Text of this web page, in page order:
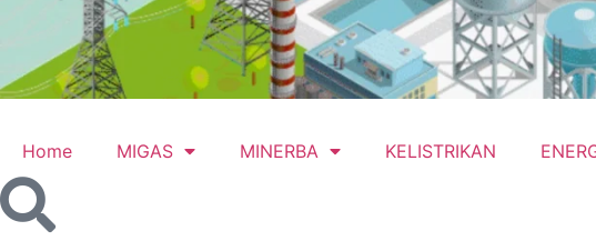
Home MIGAS MINERBA KELISTRIKAN